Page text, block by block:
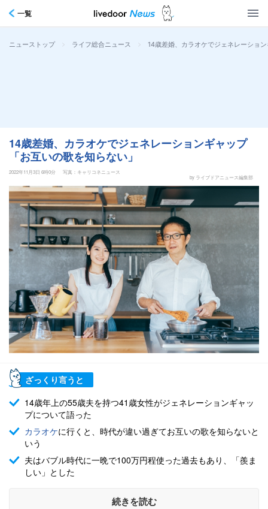
一覧
ニューストップ > ライフ総合ニュース > 14歳差婚、カラオケでジェネレーショ
14歳差婚、カラオケでジェネレーションギャップ
「お互いの歌を知らない」
2022年11月3日 6時0分
写真：キャリコネニュース
by ライブドアニュース編集部
ざっくり言うと
14歳年上の55歳夫を持つ41歳女性がジェネレーションギャッ
プについて語った
カラオケに行くと、時代が違い過ぎてお互いの歌を知らないと
いう
夫はバブル時代に一晩で100万円程使った過去もあり、「羨ま
しい」とした
続きを読む